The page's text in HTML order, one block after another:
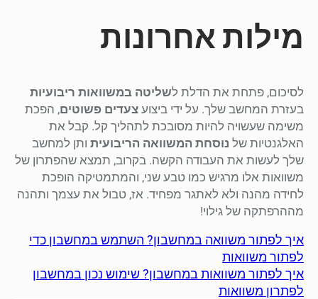
מילות אחרונות
לסיכום, פתחת את הדלת לשליטה במשוואות ריבועיות
בעזרת המחשב שלך. על ידי ביצוע צעדים פשוטים, הפכת
משימה שעשויה להיות מסובכת לתהליך קל. קבל את
האלגנטיות של נוסחת המשוואה הריבועית ותן למחשב
שלך לעשות את העבודה הקשה. בקרוב, תמצא שהפתרון של
משוואות אלו מרגיש כמו טבע שני, והמתמטיקה הופכת
לחידה מהנה ולא לאתגר מפחיד. אז, טבול את עצמך ותהנה
מההרפתקה של גילוי!
איך לפתור משוואה במחשבון? השתמש במחשבון כדי
לפתור משוואות
איך לפתור משוואות במחשבון? שימוש נכון במחשבון
לפתרון משוואות